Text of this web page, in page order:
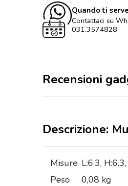
Quando ti
Contattaci su
031.3574828
Recensioni
Descrizione:
Misure L:6.3,
Peso
0,08 kg